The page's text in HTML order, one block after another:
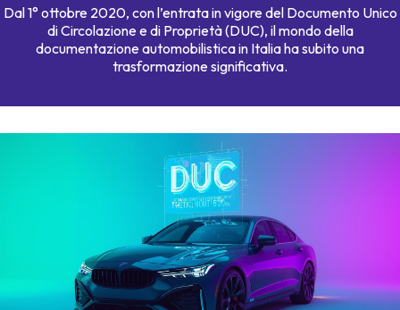
Dal 1° ottobre 2020, con l’entrata in vigore del Documento Unico
di Circolazione e di Proprietà (DUC), il mondo della
documentazione automobilistica in Italia ha subito una
trasformazione significativa.